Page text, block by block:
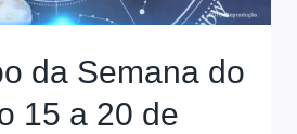
da Semana do
15 a 20 de